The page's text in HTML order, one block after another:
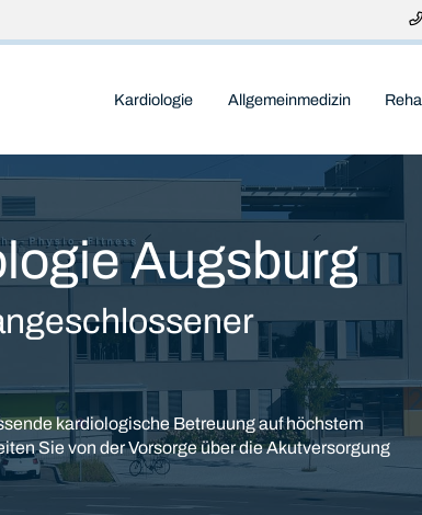
Kardiologie Allgemeinmedizin Reha
Augsburg
kardiologische Betreuung auf höchstem
Sie von der Vorsorge über die Akutversorgung